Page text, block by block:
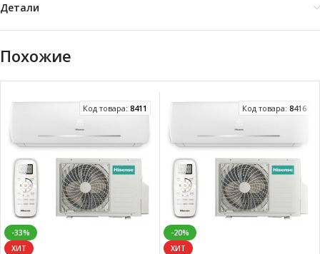
Детали
Похожие
Код товара: 8411
-33%
ХИТ
Код товара: 8416
-20%
ХИТ